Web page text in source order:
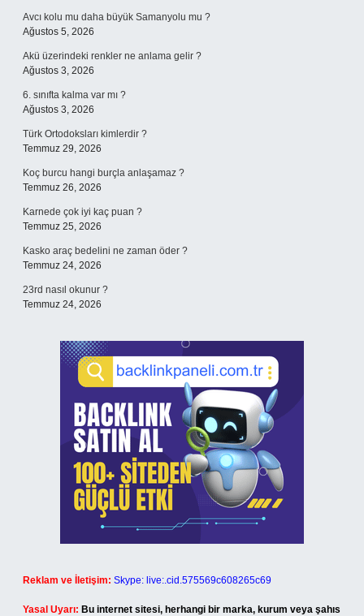
Avcı kolu mu daha büyük Samanyolu mu ?
Ağustos 5, 2026
Akü üzerindeki renkler ne anlama gelir ?
Ağustos 3, 2026
6. sınıfta kalma var mı ?
Ağustos 3, 2026
Türk Ortodoksları kimlerdir ?
Temmuz 29, 2026
Koç burcu hangi burçla anlaşamaz ?
Temmuz 26, 2026
Karnede çok iyi kaç puan ?
Temmuz 25, 2026
Kasko araç bedelini ne zaman öder ?
Temmuz 24, 2026
23rd nasıl okunur ?
Temmuz 24, 2026
Reklam ve İletişim: Skype: live:.cid.575569c608265c69
Yasal Uyarı: Bu internet sitesi, herhangi bir marka, kurum veya şahıs